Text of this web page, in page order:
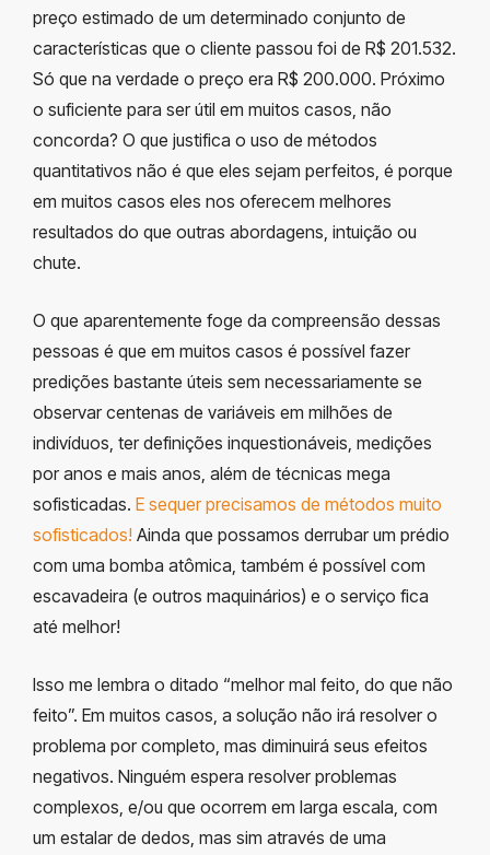
preço estimado de um determinado conjunto de
características que o cliente passou foi de R$ 201.532.
Só que na verdade o preço era R$ 200.000. Próximo
o suficiente para ser útil em muitos casos, não
concorda? O que justifica o uso de métodos
quantitativos não é que eles sejam perfeitos, é porque
em muitos casos eles nos oferecem melhores
resultados do que outras abordagens, intuição ou
chute.
O que aparentemente foge da compreensão dessas
pessoas é que em muitos casos é possível fazer
predições bastante úteis sem necessariamente se
observar centenas de variáveis em milhões de
indivíduos, ter definições inquestionáveis, medições
por anos e mais anos, além de técnicas mega
sofisticadas. E sequer precisamos de métodos muito
sofisticados! Ainda que possamos derrubar um prédio
com uma bomba atômica, também é possível com
escavadeira (e outros maquinários) e o serviço fica
até melhor!
Isso me lembra o ditado “melhor mal feito, do que não
feito”. Em muitos casos, a solução não irá resolver o
problema por completo, mas diminuirá seus efeitos
negativos. Ninguém espera resolver problemas
complexos, e/ou que ocorrem em larga escala, com
um estalar de dedos, mas sim através de uma